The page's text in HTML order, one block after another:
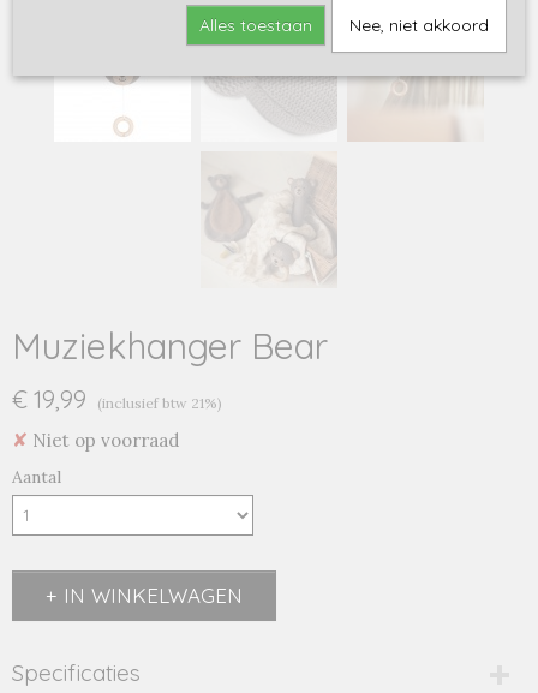
Muziekhanger Bear
€ 19,99 (inclusief btw 21%)
✘ Niet op voorraad
Aantal
IN WINKELWAGEN
Specificaties
Alles toestaan Nee, niet akkoord